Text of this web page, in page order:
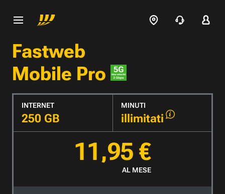
Fastweb
Mobile Pro
INTERNET
250 GB
MINUTI
illimitati
11,95 €
AL MESE